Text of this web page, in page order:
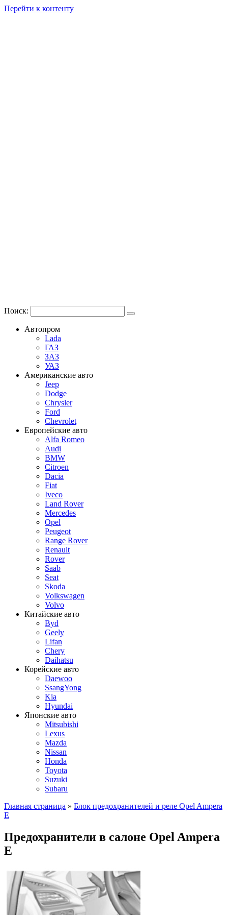
Перейти к контенту
Поиск:
Автопром
Lada
ГАЗ
ЗАЗ
УАЗ
Американские авто
Jeep
Dodge
Chrysler
Ford
Chevrolet
Европейские авто
Alfa Romeo
Audi
BMW
Citroen
Dacia
Fiat
Iveco
Land Rover
Mercedes
Opel
Peugeot
Range Rover
Renault
Rover
Saab
Seat
Skoda
Volkswagen
Volvo
Китайские авто
Byd
Geely
Lifan
Chery
Daihatsu
Корейские авто
Daewoo
SsangYong
Kia
Hyundai
Японские авто
Mitsubishi
Lexus
Mazda
Nissan
Honda
Toyota
Suzuki
Subaru
Главная страница » Блок предохранителей и реле Opel Ampera
E
Предохранители в салоне Opel Ampera
E